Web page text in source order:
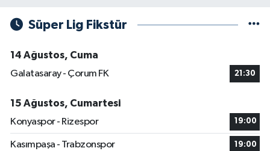
Süper Lig Fikstür
14 Ağustos, Cuma
Galatasaray - Çorum FK
21:30
15 Ağustos, Cumartesi
Konyaspor - Rizespor
19:00
Kasımpaşa - Trabzonspor 19:00